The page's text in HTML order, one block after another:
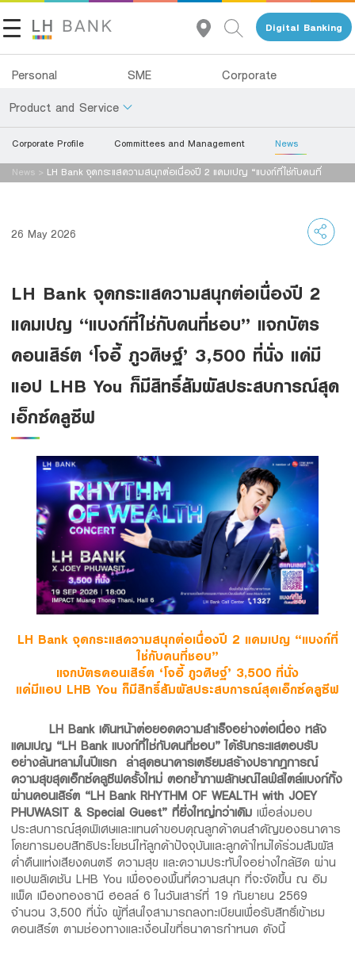
Digital Banking
Personal SME Corporate
Product and Service
About Us
Contact Us
Tel 1327 TH EN
Deposits
Services
Digital Banking
Family Banking
Corporate Profile Committees and Management News
News > LH Bank จุดกระแสความสนุกต่อเนื่องปี 2 แคมเปญ “แบงก์ที่ใช่กับคนที่
26 May 2026
LH Bank จุดกระแสความสนุกต่อเนื่องปี 2
แคมเปญ “แบงก์ที่ใช่กับคนที่ชอบ” แจกบัตร
คอนเสิร์ต ‘โจอี้ ภูวศิษฐ์’ 3,500 ที่นั่ง แค่มี
แอป LHB You ก็มีสิทธิ์สัมผัสประสบการณ์สุด
เอ็กซ์คลูซีฟ
LH Bank จุดกระแสความสนุกต่อเนื่องปี 2 แคมเปญ “แบงก์ที่
ใช่กับคนที่ชอบ”
แจกบัตรคอนเสิร์ต ‘โจอี้ ภูวศิษฐ์’ 3,500 ที่นั่ง
แค่มีแอป LHB You ก็มีสิทธิ์สัมผัสประสบการณ์สุดเอ็กซ์คลูซีฟ
LH Bank เดินหน้าต่อยอดความสำเร็จอย่างต่อเนื่อง หลัง
แคมเปญ “LH Bank แบงก์ที่ใช่กับคนที่ชอบ” ได้รับกระแสตอบรับ
อย่างล้นหลามในปีแรก ล่าสุดธนาคารเตรียมสร้างปรากฎการณ์
ความสุขสุดเอ็กซ์คลูซีฟครั้งใหม่ ตอกย้ำภาพลักษณ์ไลฟ์สไตล์แบงก์กิ้ง
ผ่านคอนเสิร์ต “LH Bank RHYTHM OF WEALTH with JOEY
PHUWASIT & Special Guest” ที่ยิ่งใหญ่กว่าเดิมเพื่อส่งมอบ
ประสบการณ์สุดพิเศษและแทนคำขอบคุณลูกค้าคนสำคัญของธนาคาร
โดยการมอบสิทธิประโยชน์ให้ลูกค้าปัจจุบันและลูกค้าใหม่ได้ร่วมสัมผัส
ค่ำคืนแห่งเสียงดนตรี ความสุข และความประทับใจอย่างใกล้ชิด ผ่าน
แอปพลิเคชัน LHB You เพื่อจองพื้นที่ความสนุก ที่จะจัดขึ้น ณ อิม
แพ็ค เมืองทองธานี ฮอลล์ 6 ในวันเสาร์ที่ 19 กันยายน 2569
จำนวน 3,500 ที่นั่ง ผู้ที่สนใจสามารถลงทะเบียนเพื่อรับสิทธิ์เข้าชม
คอนเสิร์ต ตามช่องทางและเงื่อนไขที่ธนาคารกำหนด ดังนี้